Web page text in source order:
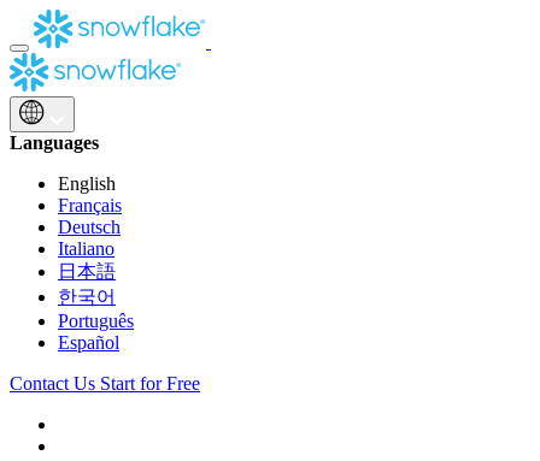
Skip
to
content
Languages
English
Français
Deutsch
Italiano
日本語
한국어
Português
Español
Contact Us Start for Free